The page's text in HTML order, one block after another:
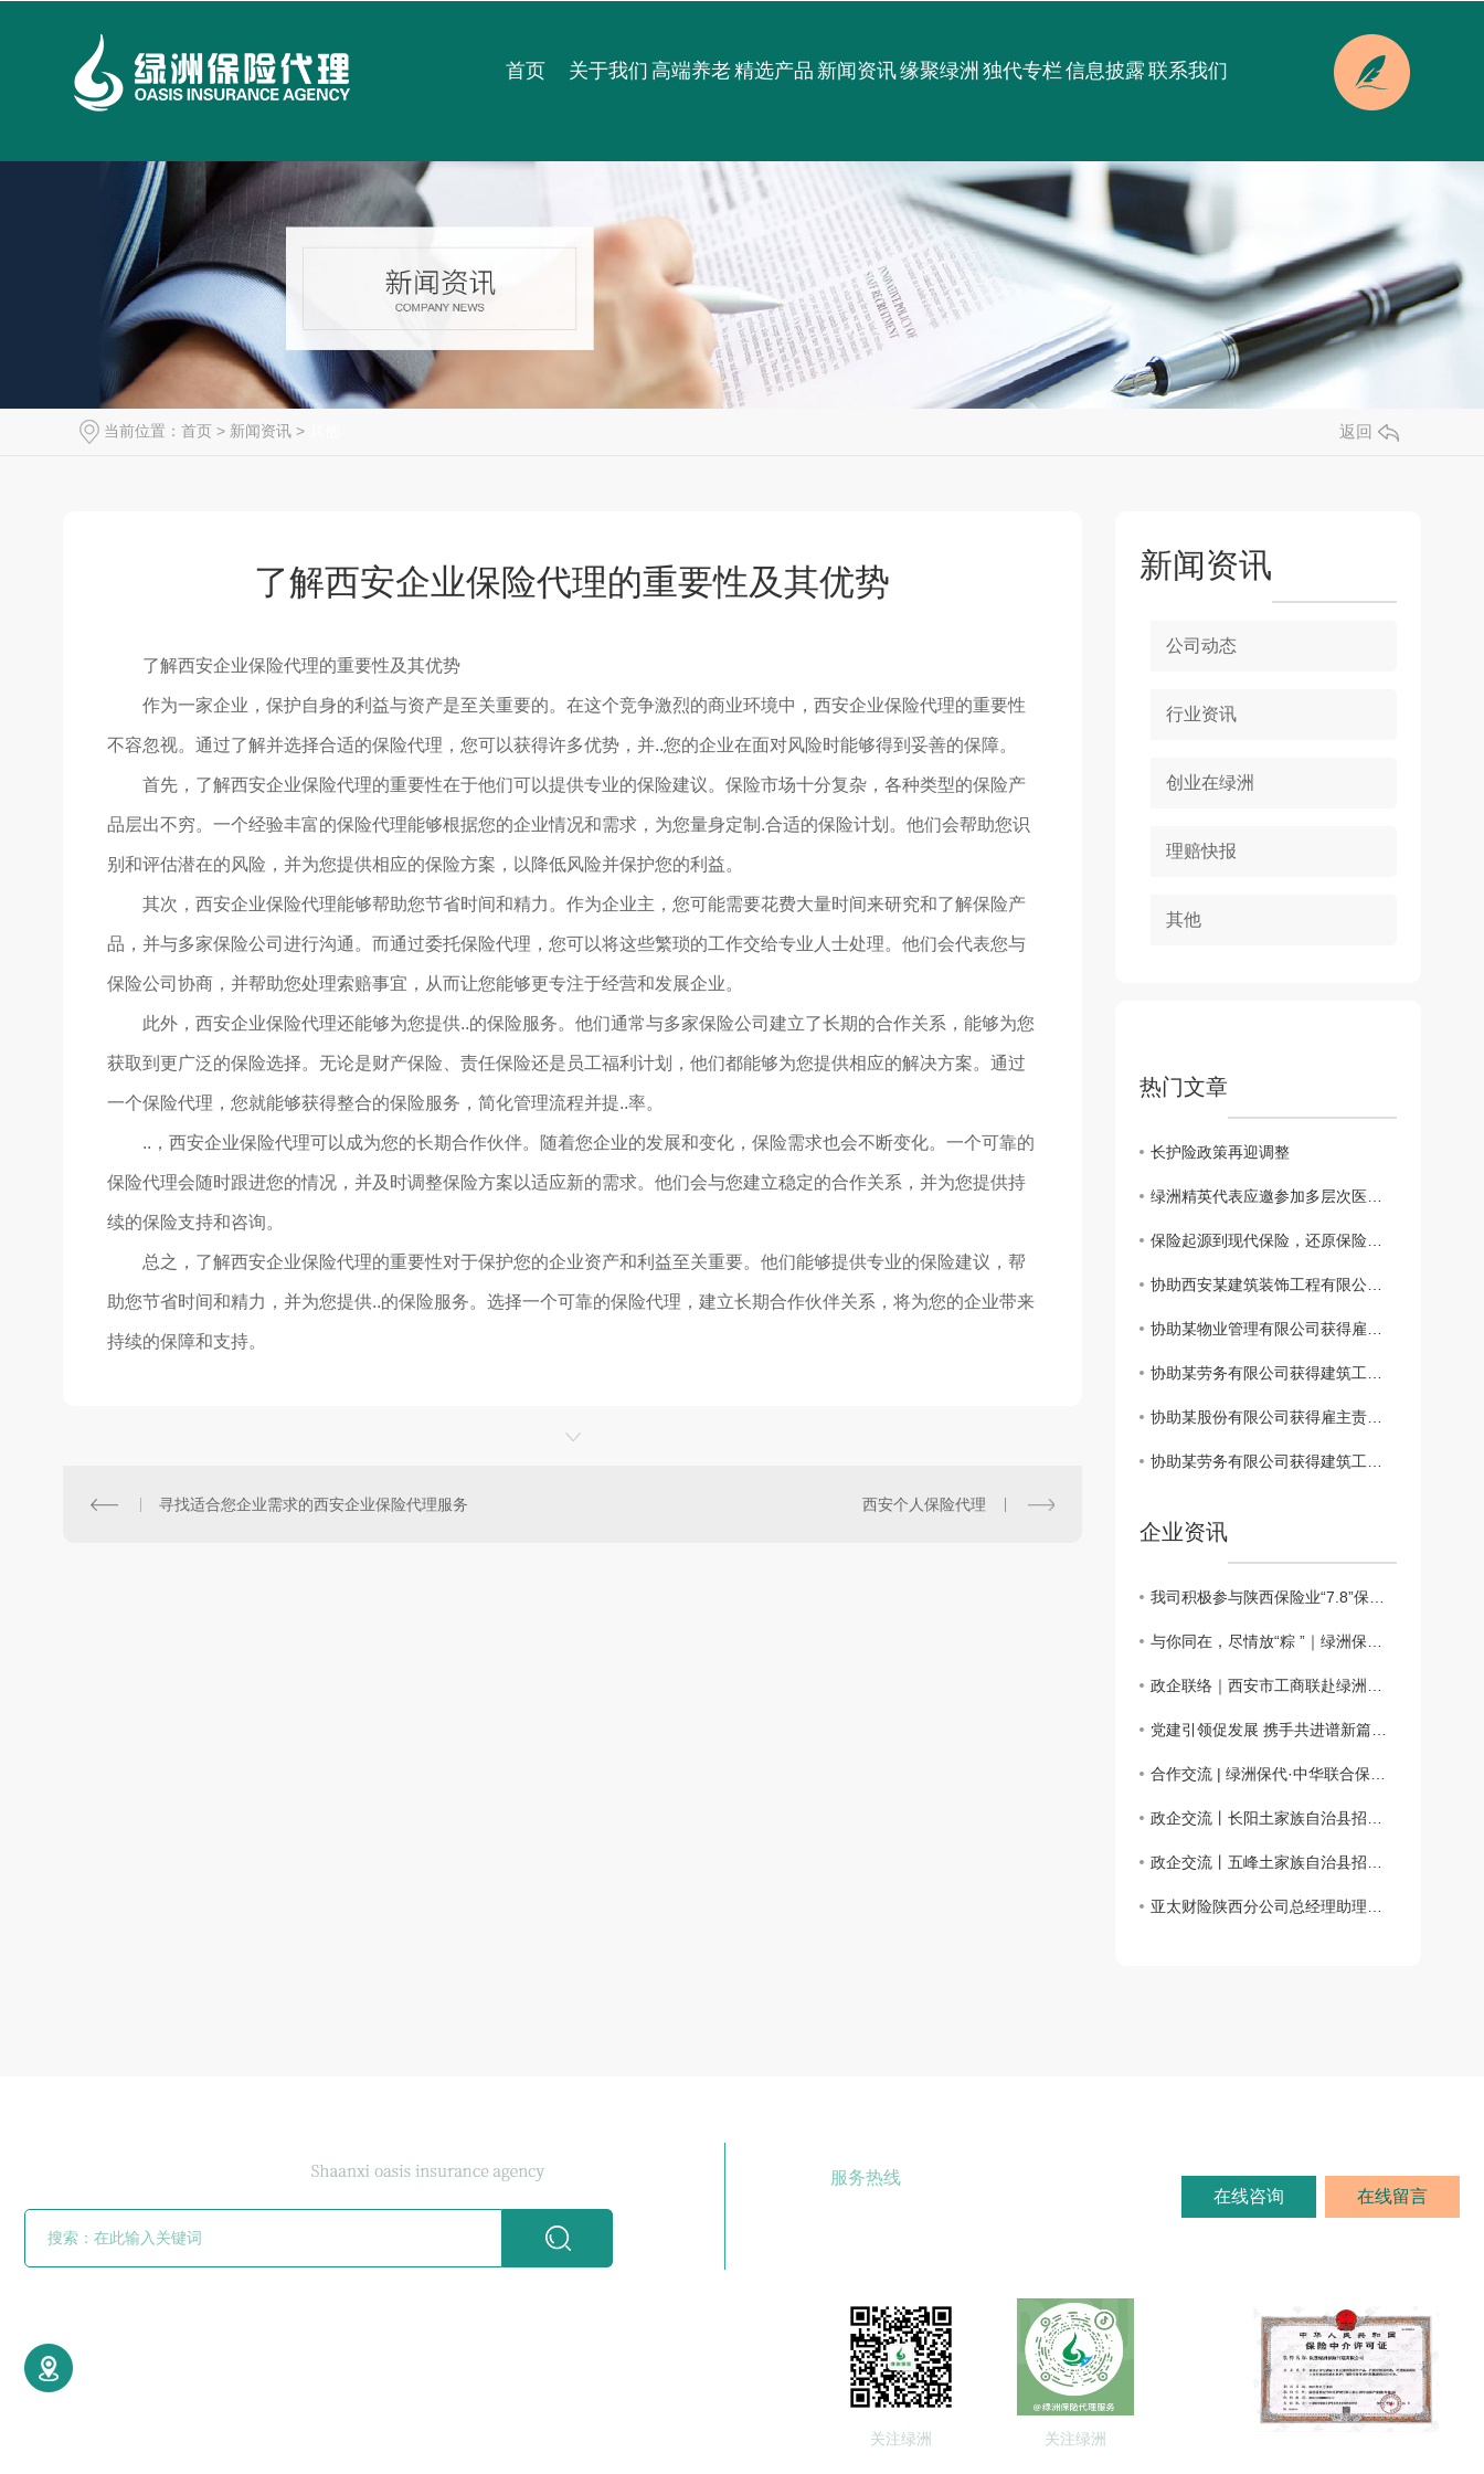
首页 关于我们 高端养老精选产品 新闻资讯缘聚绿洲 独代专栏 信息披露 联系我们
当前位置： 首页 > 新闻资讯 > 返回
了解西安企业保险代理的重要性及其优势
了解西安企业保险代理的重要性及其优势
作为一家企业，保护自身的利益与资产是至关重要的。在这个竞争激烈的商业环境中，西安企业保险代理的重要性
不容忽视。通过了解并选择合适的保险代理，您可以获得许多优势，并..您的企业在面对风险时能够得到妥善的保障。
首先，了解西安企业保险代理的重要性在于他们可以提供专业的保险建议。保险市场十分复杂，各种类型的保险产
品层出不穷。一个经验丰富的保险代理能够根据您的企业情况和需求，为您量身定制.合适的保险计划。他们会帮助您识
别和评估潜在的风险，并为您提供相应的保险方案，以降低风险并保护您的利益。
其次，西安企业保险代理能够帮助您节省时间和精力。作为企业主，您可能需要花费大量时间来研究和了解保险产
品，并与多家保险公司进行沟通。而通过委托保险代理，您可以将这些繁琐的工作交给专业人士处理。他们会代表您与
保险公司协商，并帮助您处理索赔事宜，从而让您能够更专注于经营和发展企业。
此外，西安企业保险代理还能够为您提供..的保险服务。他们通常与多家保险公司建立了长期的合作关系，能够为您
获取到更广泛的保险选择。无论是财产保险、责任保险还是员工福利计划，他们都能够为您提供相应的解决方案。通过
一个保险代理，您就能够获得整合的保险服务，简化管理流程并提..率。
..，西安企业保险代理可以成为您的长期合作伙伴。随着您企业的发展和变化，保险需求也会不断变化。一个可靠的
保险代理会随时跟进您的情况，并及时调整保险方案以适应新的需求。他们会与您建立稳定的合作关系，并为您提供持
续的保险支持和咨询。
总之，了解西安企业保险代理的重要性对于保护您的企业资产和利益至关重要。他们能够提供专业的保险建议，帮
助您节省时间和精力，并为您提供..的保险服务。选择一个可靠的保险代理，建立长期合作伙伴关系，将为您的企业带来
持续的保障和支持。
寻找适合您企业需求的西安企业保险代理服务 西安个人保险代理
新闻资讯
公司动态
行业资讯
创业在绿洲
理赔快报
其他
热门文章
长护险政策再迎调整
绿洲精英代表应邀参加多层次医疗保障体系及健康险创新发展系列会议
保险起源到现代保险，还原保险本来的样子
协助西安某建筑装饰工程有限公司获得建工团意险理赔款2760.11元
协助某物业管理有限公司获得雇主责任险理赔款3183.6元
协助某劳务有限公司获得建筑工程团体意外伤害保险理赔款11832.85元
协助某股份有限公司获得雇主责任保险理赔款34698.3元
协助某劳务有限公司获得建筑工程团体意外伤害保险理赔款80000元
企业资讯
我司积极参与陕西保险业“7.8”保险公益科普嘉年华活动
与你同在，尽情放“粽 ”｜绿洲保险代理端午仲夏日活动会圆满举办
政企联络｜西安市工商联赴绿洲保险代理、西安市宜昌商会调研座谈
党建引领促发展 携手共进谱新篇——主题党日活动
合作交流 | 绿洲保代·中华联合保险携手共话合作新篇章
政企交流丨长阳土家族自治县招商考察团一行来访绿洲保险代理
政企交流丨五峰土家族自治县招商考察团一行来访绿洲保险代理
亚太财险陕西分公司总经理助理徐佩川一行来访交流
服务热线
在线咨询 在线留言
关注绿洲 关注绿洲